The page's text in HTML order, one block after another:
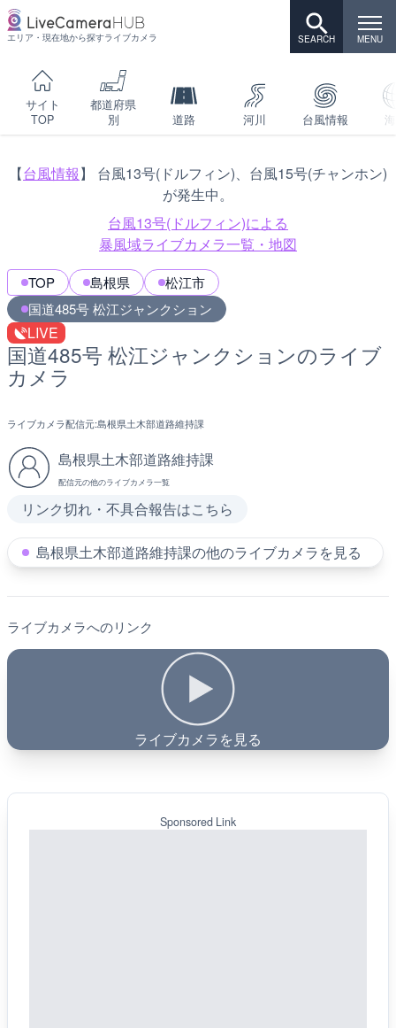
エリア・現在地から探すライブカメラ
サイト
TOP
都道府県
別
道路 河川 台風情報
【台風情報】 台風13号(ドルフィン)、台風15号(チャンホン)
が発生中。
台風13号(ドルフィン)による
暴風域ライブカメラ一覧・地図
TOP 島根県
松江市
国道485号 松江ジャンクション
LIVE
国道485号 松江ジャンクションのライブ
カメラ
ライブカメラ配信元:島根県土木部道路維持課
島根県土木部道路維持課
配信元の他のライブカメラ一覧
リンク切れ・不具合報告はこちら
島根県土木部道路維持課の他のライブカメラを見る
ライブカメラへのリンク
ライブカメラを見る
Sponsored Link